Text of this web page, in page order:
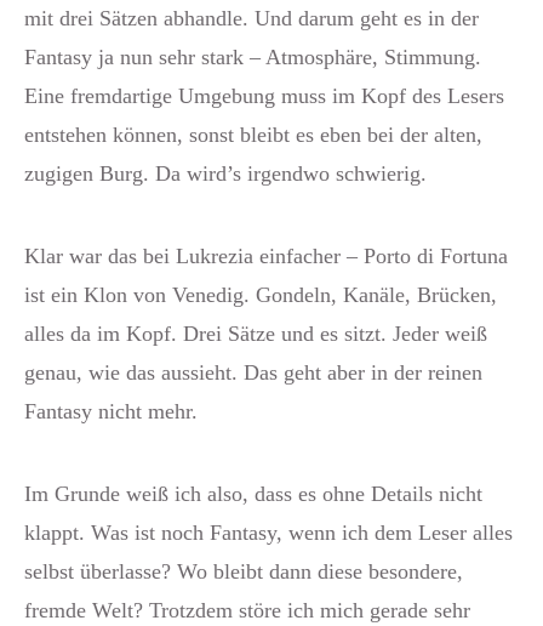
mit drei Sätzen abhandle. Und darum geht es in der
Fantasy ja nun sehr stark – Atmosphäre, Stimmung.
Eine fremdartige Umgebung muss im Kopf des Lesers
entstehen können, sonst bleibt es eben bei der alten,
zugigen Burg. Da wird’s irgendwo schwierig.
Klar war das bei Lukrezia einfacher – Porto di Fortuna
ist ein Klon von Venedig. Gondeln, Kanäle, Brücken,
alles da im Kopf. Drei Sätze und es sitzt. Jeder weiß
genau, wie das aussieht. Das geht aber in der reinen
Fantasy nicht mehr.
Im Grunde weiß ich also, dass es ohne Details nicht
klappt. Was ist noch Fantasy, wenn ich dem Leser alles
selbst überlasse? Wo bleibt dann diese besondere,
fremde Welt? Trotzdem störe ich mich gerade sehr